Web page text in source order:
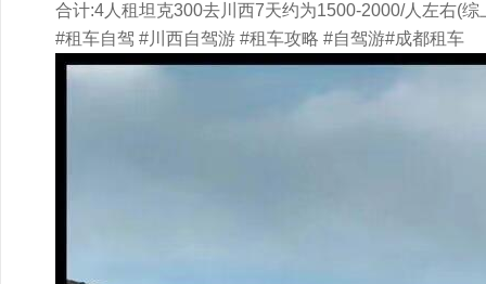
合计:4人租坦克300去川西7天约为1500-2000/人左右(综
#租车自驾 #川西自驾游 #租车攻略 #自驾游#成都租车